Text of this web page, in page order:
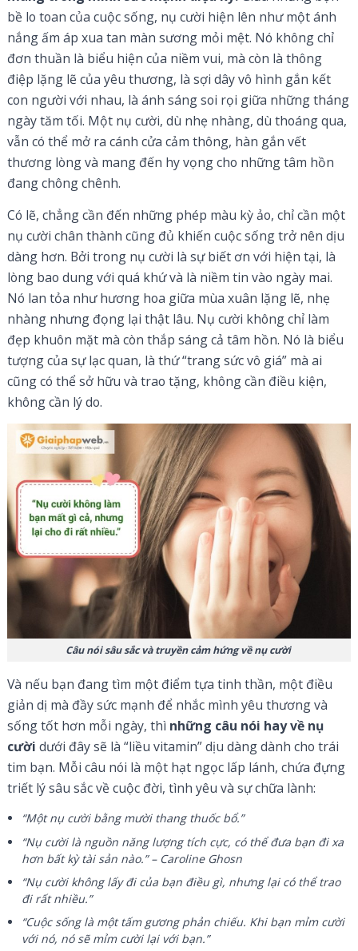
bề lo toan của cuộc sống, nụ cười hiện lên như một ánh
nắng ấm áp xua tan màn sương mỏi mệt. Nó không chỉ
đơn thuần là biểu hiện của niềm vui, mà còn là thông
điệp lặng lẽ của yêu thương, là sợi dây vô hình gắn kết
con người với nhau, là ánh sáng soi rọi giữa những tháng
ngày tăm tối. Một nụ cười, dù nhẹ nhàng, dù thoáng qua,
vẫn có thể mở ra cánh cửa cảm thông, hàn gắn vết
thương lòng và mang đến hy vọng cho những tâm hồn
đang chông chênh.
Có lẽ, chẳng cần đến những phép màu kỳ ảo, chỉ cần một
nụ cười chân thành cũng đủ khiến cuộc sống trở nên dịu
dàng hơn. Bởi trong nụ cười là sự biết ơn với hiện tại, là
lòng bao dung với quá khứ và là niềm tin vào ngày mai.
Nó lan tỏa như hương hoa giữa mùa xuân lặng lẽ, nhẹ
nhàng nhưng đọng lại thật lâu. Nụ cười không chỉ làm
đẹp khuôn mặt mà còn thắp sáng cả tâm hồn. Nó là biểu
tượng của sự lạc quan, là thứ “trang sức vô giá” mà ai
cũng có thể sở hữu và trao tặng, không cần điều kiện,
không cần lý do.
Câu nói sâu sắc và truyền cảm hứng về nụ cười
Và nếu bạn đang tìm một điểm tựa tinh thần, một điều
giản dị mà đầy sức mạnh để nhắc mình yêu thương và
sống tốt hơn mỗi ngày, thì những câu nói hay về nụ
cười dưới đây sẽ là “liều vitamin” dịu dàng dành cho trái
tim bạn. Mỗi câu nói là một hạt ngọc lấp lánh, chứa đựng
triết lý sâu sắc về cuộc đời, tình yêu và sự chữa lành:
“Một nụ cười bằng mười thang thuốc bổ.”
“Nụ cười là nguồn năng lượng tích cực, có thể đưa bạn đi xa
hơn bất kỳ tài sản nào.” – Caroline Ghosn
“Nụ cười không lấy đi của bạn điều gì, nhưng lại có thể trao
đi rất nhiều.”
“Cuộc sống là một tấm gương phản chiếu. Khi bạn mỉm cười
với nó, nó sẽ mỉm cười lại với bạn.”